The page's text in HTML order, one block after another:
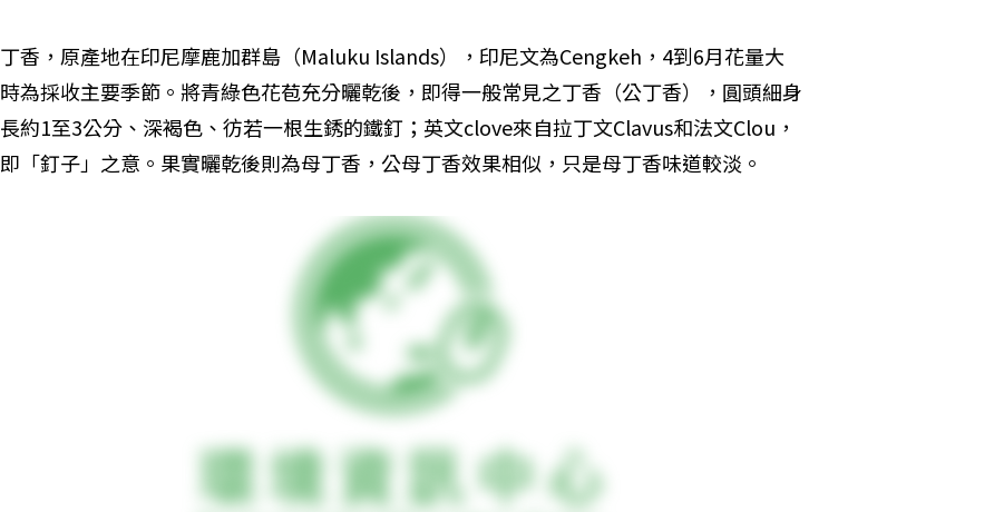
丁香，原產地在印尼摩鹿加群島（Maluku Islands），印尼文為Cengkeh，4到6月花量大
時為採收主要季節。將青綠色花苞充分曬乾後，即得一般常見之丁香（公丁香），圓頭細身
長約1至3公分、深褐色、彷若一根生銹的鐵釘；英文clove來自拉丁文Clavus和法文Clou，
即「釘子」之意。果實曬乾後則為母丁香，公母丁香效果相似，只是母丁香味道較淡。